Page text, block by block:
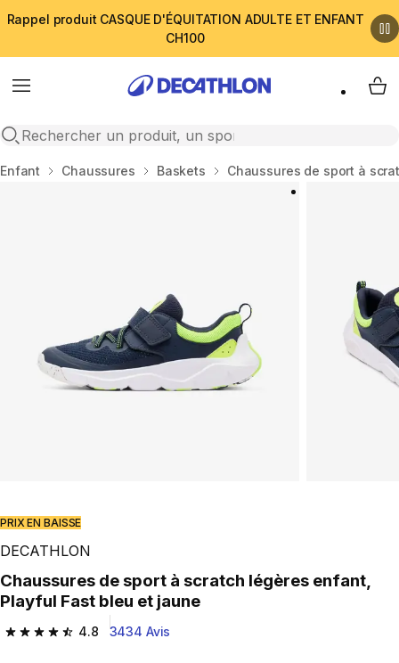
Rappel produit CASQUE D'ÉQUITATION ADULTE ET ENFANT
CH100
Menu
Open search
My
Accueil
Enfant Chaussures Baskets Chaussures de sport à
PRIX EN BAISSE
DECATHLON
Chaussures de sport à scratch légères enfant,
Playful Fast bleu et jaune
4.8
4.8 out of 5 stars from 3434 reviews
3434 Avis